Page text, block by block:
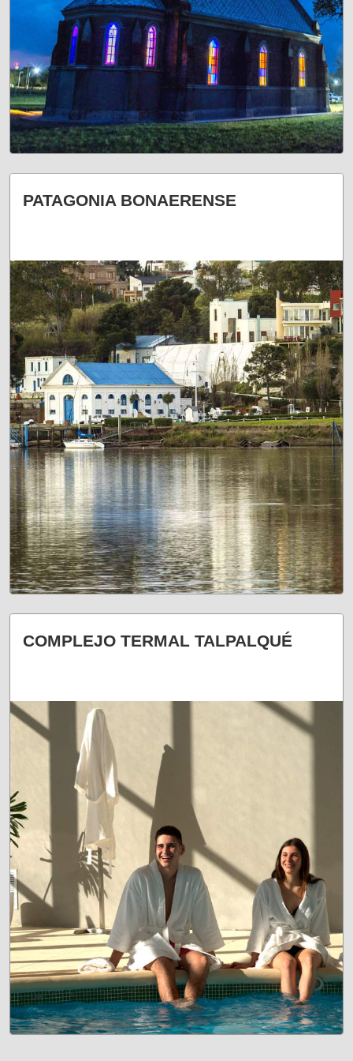
ARQUITECTURA DE LA FE
PATAGONIA BONAERENSE
¡UN VIAJE AL SUR!
COMPLEJO TERMAL TALPALQUÉ